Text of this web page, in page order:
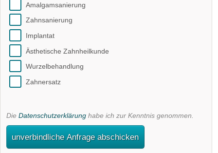
Amalgamsanierung
Zahnsanierung
Implantat
Ästhetische Zahnheilkunde
Wurzelbehandlung
Zahnersatz
Die Datenschutzerklärung habe ich zur Kenntnis genommen.
unverbindliche Anfrage abschicken